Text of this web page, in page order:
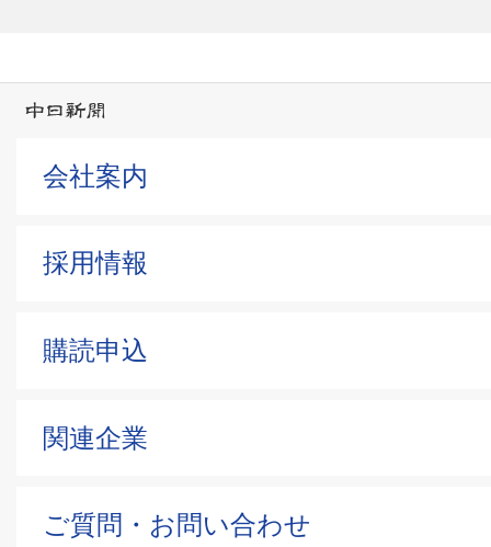
会社案内
採用情報
購読申込
関連企業
ご質問・お問い合わせ